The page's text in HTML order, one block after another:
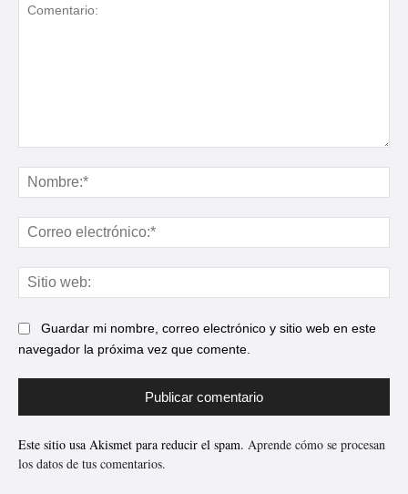
Guardar mi nombre, correo electrónico y sitio web en este
navegador la próxima vez que comente.
Este sitio usa Akismet para reducir el spam. Aprende cómo se procesan
los datos de tus comentarios.